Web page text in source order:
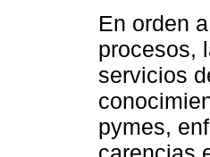
En orden
procesos,
servicios
pymes,